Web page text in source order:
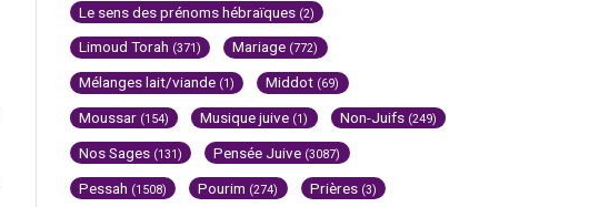
Le sens des prénoms hébraïques (2)
Limoud Torah (371) Mariage (772)
Mélanges lait/viande (1) Middot (69)
Moussar (154) Musique juive (1) Non-Juifs (249)
Nos Sages (131) Pensée Juive (3087)
Pessah (1508) Pourim (274) Prières (3)